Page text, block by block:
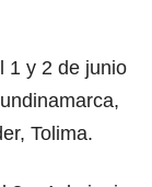
1 y 2 de junio
Tolima.